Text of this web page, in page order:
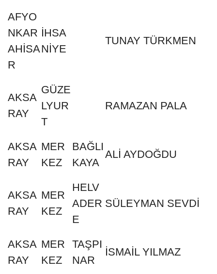
AFYO
NKAR
AHİSA
R
İHSA
NİYE
TUNAY TÜRKMEN
AKSA
RAY
GÜZE
LYUR
T
RAMAZAN PALA
AKSA
RAY
MER
KEZ
BAĞLI
KAYA
ALİ AYDOĞDU
AKSA
RAY
MER
KEZ
HELV
ADER
E
SÜLEYMAN SEVDİ
AKSA
RAY
MER
KEZ
TAŞPI
NAR
İSMAİL YILMAZ